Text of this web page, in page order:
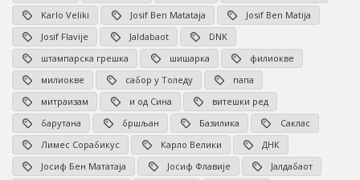
Karlo Veliki
Josif Ben Matataja
Josif Ben Matija
Josif Flavije
Jaldabaot
DNK
штампарска грешка
шишарка
филиокве
милиокве
сабор у Толеду
папа
митраизам
и од Сина
витешки ред
барутана
бршљан Базилика
Саклас
Лимес Сорабикус
Карло Велики
ДНК
Јосиф Бен Мататаја
Јосиф Флавије
Јалдабаот